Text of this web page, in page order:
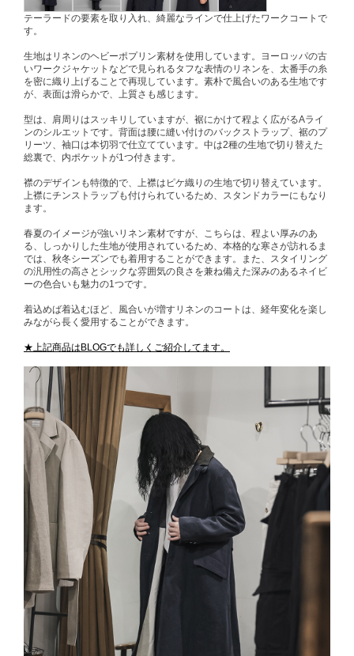
テーラードの要素を取り入れ、綺麗なラインで仕上げたワークコートで
す。
生地はリネンのヘビーポプリン素材を使用しています。ヨーロッパの古
いワークジャケットなどで見られるタフな表情のリネンを、太番手の糸
を密に織り上げることで再現しています。素朴で風合いのある生地です
が、表面は滑らかで、上質さも感じます。
型は、肩周りはスッキリしていますが、裾にかけて程よく広がるAライ
ンのシルエットです。背面は腰に縫い付けのバックストラップ、裾のプ
リーツ、袖口は本切羽で仕立てています。中は2種の生地で切り替えた
総裏で、内ポケットが1つ付きます。
襟のデザインも特徴的で、上襟はピケ織りの生地で切り替えています。
上襟にチンストラップも付けられているため、スタンドカラーにもなり
ます。
春夏のイメージが強いリネン素材ですが、こちらは、程よい厚みのあ
る、しっかりした生地が使用されているため、本格的な寒さが訪れるま
では、秋冬シーズンでも着用することができます。また、スタイリング
の汎用性の高さとシックな雰囲気の良さを兼ね備えた深みのあるネイビ
ーの色合いも魅力の1つです。
着込めば着込むほど、風合いが増すリネンのコートは、経年変化を楽し
みながら長く愛用することができます。
★上記商品はBLOGでも詳しくご紹介してます。